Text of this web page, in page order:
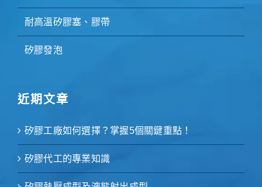
耐高溫矽膠塞、膠帶
矽膠發泡
近期文章
矽膠工廠如何選擇？掌握5個關鍵重點！
矽膠代工的專業知識